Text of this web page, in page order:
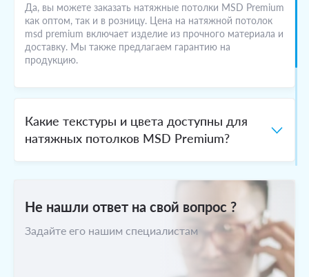
Да, вы можете заказать натяжные потолки MSD Premium
как оптом, так и в розницу. Цена на натяжной потолок
msd premium включает изделие из прочного материала и
доставку. Мы также предлагаем гарантию на
продукцию.
Какие текстуры и цвета доступны для
натяжных потолков MSD Premium?
потолков MSD Premium?
Не нашли ответ на свой вопрос ?
Задайте его нашим специалистам